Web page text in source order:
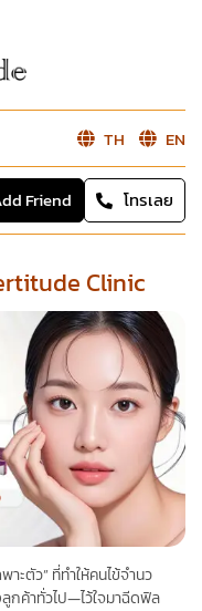
Friend โทรเลย
TH EN
Clinic
ะตัว” ที่ทําให้คนไข้จํานว
กค้าทั่วไป—ไว้ใจมาฉีดฟิล